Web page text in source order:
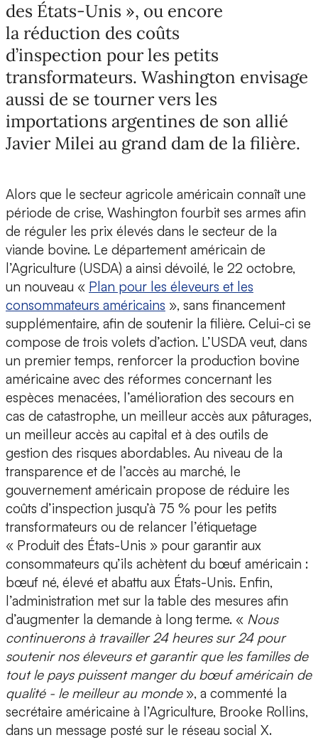
des États-Unis », ou encore
la réduction des coûts
d’inspection pour les petits
transformateurs. Washington envisage
aussi de se tourner vers les
importations argentines de son allié
Javier Milei au grand dam de la filière.
Alors que le secteur agricole américain connaît une
période de crise, Washington fourbit ses armes afin
de réguler les prix élevés dans le secteur de la
viande bovine. Le département américain de
l’Agriculture (USDA) a ainsi dévoilé, le 22 octobre,
un nouveau « Plan pour les éleveurs et les
consommateurs américains », sans financement
supplémentaire, afin de soutenir la filière. Celui-ci se
compose de trois volets d’action. L’USDA veut, dans
un premier temps, renforcer la production bovine
américaine avec des réformes concernant les
espèces menacées, l’amélioration des secours en
cas de catastrophe, un meilleur accès aux pâturages,
un meilleur accès au capital et à des outils de
gestion des risques abordables. Au niveau de la
transparence et de l’accès au marché, le
gouvernement américain propose de réduire les
coûts d’inspection jusqu’à 75 % pour les petits
transformateurs ou de relancer l’étiquetage
« Produit des États-Unis » pour garantir aux
consommateurs qu’ils achètent du bœuf américain :
bœuf né, élevé et abattu aux États-Unis. Enfin,
l’administration met sur la table des mesures afin
d’augmenter la demande à long terme. « Nous
continuerons à travailler 24 heures sur 24 pour
soutenir nos éleveurs et garantir que les familles de
tout le pays puissent manger du bœuf américain de
qualité - le meilleur au monde », a commenté la
secrétaire américaine à l’Agriculture, Brooke Rollins,
dans un message posté sur le réseau social X.